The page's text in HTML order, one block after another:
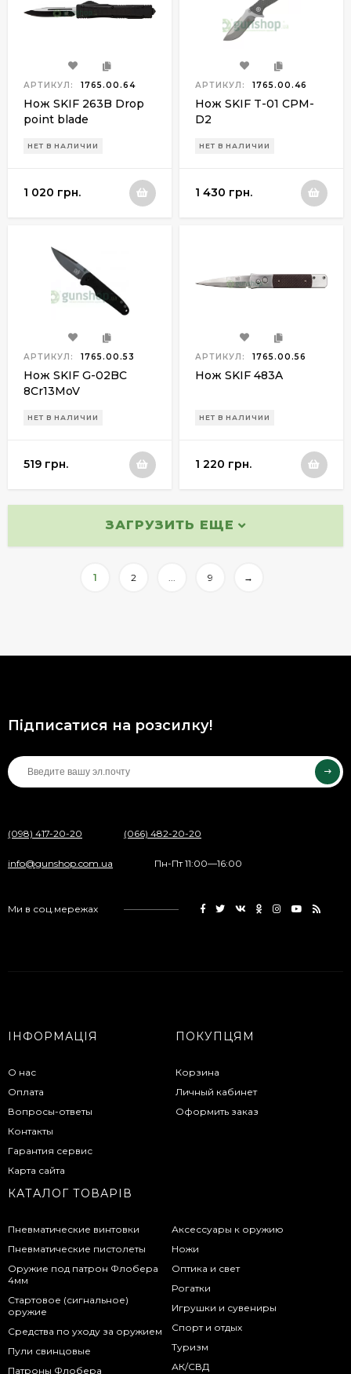
АРТИКУЛ: 1765.00.64
Нож SKIF 263B Drop
point blade
НЕТ В НАЛИЧИИ
1 020 грн.
АРТИКУЛ: 1765.00.46
Нож SKIF T-01 CPM-
D2
НЕТ В НАЛИЧИИ
1 430 грн.
АРТИКУЛ: 1765.00.53
Нож SKIF G-02BC
8Cr13MoV
НЕТ В НАЛИЧИИ
519 грн.
АРТИКУЛ: 1765.00.56
Нож SKIF 483A
НЕТ В НАЛИЧИИ
1 220 грн.
ЗАГРУЗИТЬ ЕЩЕ
1 2 9 →
Підписатися на розсилку!
(098) 417-20-20 (066) 482-20-20
info@gunshop.com.ua Пн-Пт 11:00—16:00
Ми в соц.мережах
ІНФОРМАЦІЯ
О нас
Оплата
Вопросы-ответы
Контакты
Гарантия сервис
Карта сайта
ПОКУПЦЯМ
Корзина
Личный кабинет
Оформить заказ
КАТАЛОГ ТОВАРІВ
Пневматические винтовки
Пневматические пистолеты
Оружие под патрон Флобера
4мм
Стартовое (сигнальное)
оружие
Средства по уходу за оружием
Пули свинцовые
Патроны Флобера
Аксессуары к оружию
Ножи
Оптика и свет
Рогатки
Игрушки и сувениры
Спорт и отдых
Туризм
АК/СВД